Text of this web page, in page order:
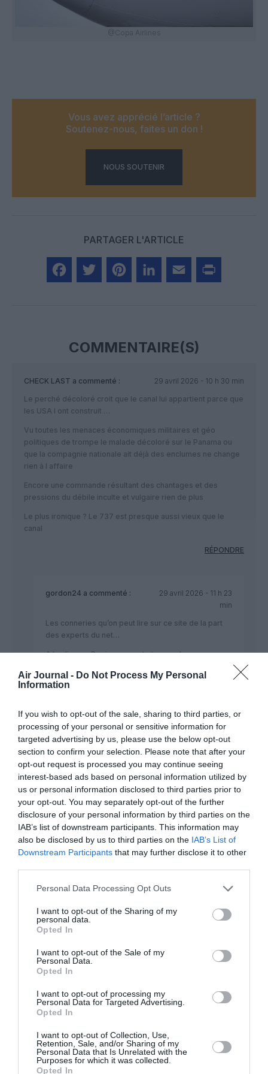
Air Journal - Do Not Process My Personal
Information
If you wish to opt-out of the sale, sharing to third parties, or
processing of your personal or sensitive information for
targeted advertising by us, please use the below opt-out
section to confirm your selection. Please note that after your
opt-out request is processed you may continue seeing
interest-based ads based on personal information utilized by
us or personal information disclosed to third parties prior to
your opt-out. You may separately opt-out of the further
disclosure of your personal information by third parties on the
IAB’s list of downstream participants. This information may
also be disclosed by us to third parties on the IAB’s List of
Downstream Participants that may further disclose it to other
Personal Data Processing Opt Outs
I want to opt-out of the Sharing of my
personal data.
Opted In
I want to opt-out of the Sale of my
Personal Data.
Opted In
I want to opt-out of processing my
Personal Data for Targeted Advertising.
Opted In
I want to opt-out of Collection, Use,
Retention, Sale, and/or Sharing of my
Personal Data that Is Unrelated with the
Purposes for which it was collected.
Opted In
@Copa Airlines
Vous avez apprécié l’article ?
Soutenez-nous, faites un don !
NOUS SOUTENIR
PARTAGER L'ARTICLE
COMMENTAIRE(S)
CHECK LAST a commenté :
29 avril 2026 - 10 h 30 min
Le perché décoloré croit que le canal lui appartient parce que
les USA l ont construit …
Vu toutes les menaces économiques militaires et géo
politiques de trompe le malade décoloré sur le Panama ou
que la compagnie nationale ait déjà des enclumes ne change
rien à l affaire
Encore une commande résultant des chantages et des
pressions du débile inculte et vulgaire rien de plus
Le plus ironique ? Le 737 est presque aussi vieux que le
canal
RÉPONDRE
gordon24 a commenté :
29 avril 2026 - 11 h 23
min
Les conneries qu’on peut lire sur ce site de la part
des experts du net…
A les lire, un Boeing ne peut etre vendu que parce
Sinon, bien sur qu’ils auraient choisi un Airbus.
Comment pourrait il en etre autrement, n’est ce pas?
Copa Airlines est un client de Boeing pour le 737
depuis des décennies. La compagnie ambitionne de
se developper donc il est plus que normal qu’elle se
tourne vers son fournisseur historique. Tout comme
tout le monde trouverait normal que Iberia ou
Jetblue achète des Airbus A320 supplémentaires
plutôt que des Boeing 737.
RÉPONDRE
youpitof a commenté :
29 avril 2026 - 13
h 35 min
pourrissent ce site, ils sont
100% des news sur A ou B et répètent
depuis plusieurs années les mêmes
idioties. Entre le troll de rabat qui adule
Boeing et le check truck qui insulte tout le
monde ce site est pollué
systématiquement. Quand sera-t-il enfin
RÉPONDRE
Tiloa commenté :
29 avril 2026 - 22 h 42